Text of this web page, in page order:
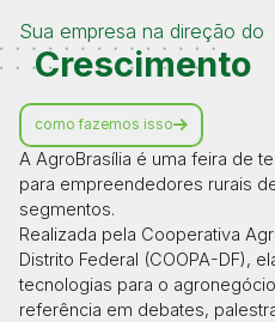
Sua empresa na direção do
Crescimento
como fazemos isso
A AgroBrasília é uma feira de
para empreendedores rurais
segmentos.
Realizada pela Cooperativa
Distrito Federal (COOPA-DF),
tecnologias para o
referência em debates,